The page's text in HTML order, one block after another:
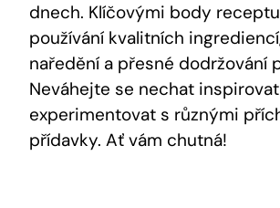
dnech.​ Klíčovými body
používání kvalitních
naředění a přesné ⁤dodržování
Neváhejte se nechat
experimentovat s různými
přídavky. Ať vám chutná!